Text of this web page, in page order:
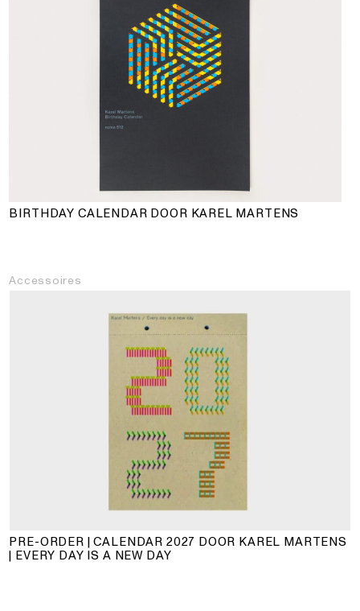
BIRTHDAY CALENDAR DOOR KAREL MARTENS
Accessoires
PRE-ORDER | CALENDAR 2027 DOOR KAREL MARTENS
| EVERY DAY IS A NEW DAY